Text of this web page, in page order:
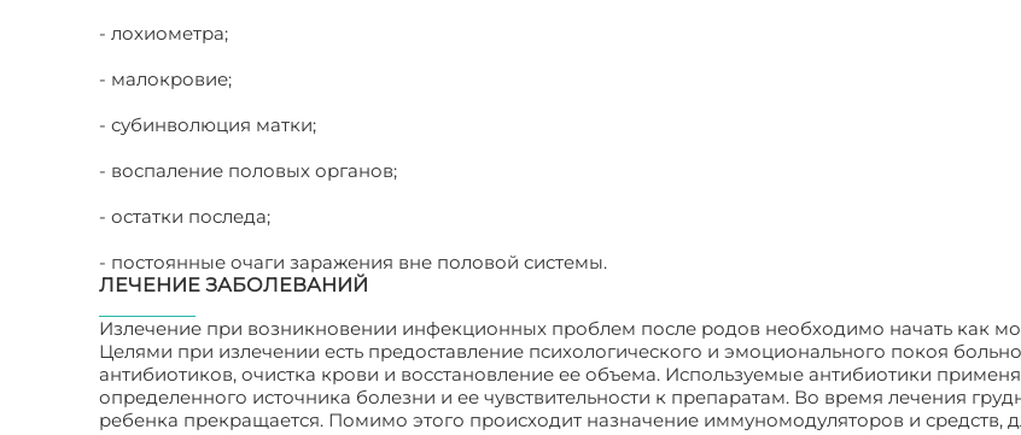
- лохиометра;
- малокровие;
- субинволюция матки;
- воспаление половых органов;
- остатки последа;
- постоянные очаги заражения вне половой системы.
ЛЕЧЕНИЕ ЗАБОЛЕВАНИЙ
Излечение при возникновении инфекционных проблем после родов необходимо начать как
Целями при излечении есть предоставление психологического и эмоционального покоя
антибиотиков, очистка крови и восстановление ее объема. Используемые антибиотики
определенного источника болезни и ее чувствительности к препаратам. Во время лечения
ребенка прекращается. Помимо этого происходит назначение иммуномодуляторов и средств,